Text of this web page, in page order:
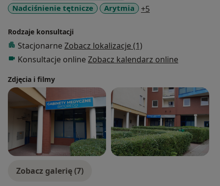
Nadciśnienie tętnicze
Arytmia +5
Rodzaje konsultacji
Stacjonarne Zobacz lokalizacje (1)
Konsultacje online Zobacz kalendarz online
Zdjęcia i filmy
Zobacz galerię (7)